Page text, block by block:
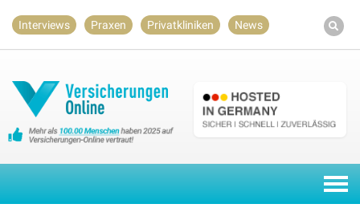
content
Interviews Praxen Privatkliniken News